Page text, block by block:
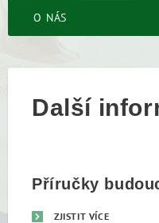
O NÁS
Další
Příručky
ZJISTIT VÍCE